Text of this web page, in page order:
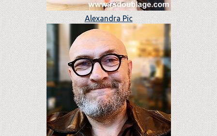
Alexandra Pic